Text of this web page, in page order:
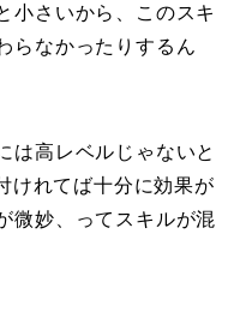
小さいから、このスキ
らなかったりするん
は高レベルじゃないと
けれてば十分に効果が
微妙、ってスキルが混